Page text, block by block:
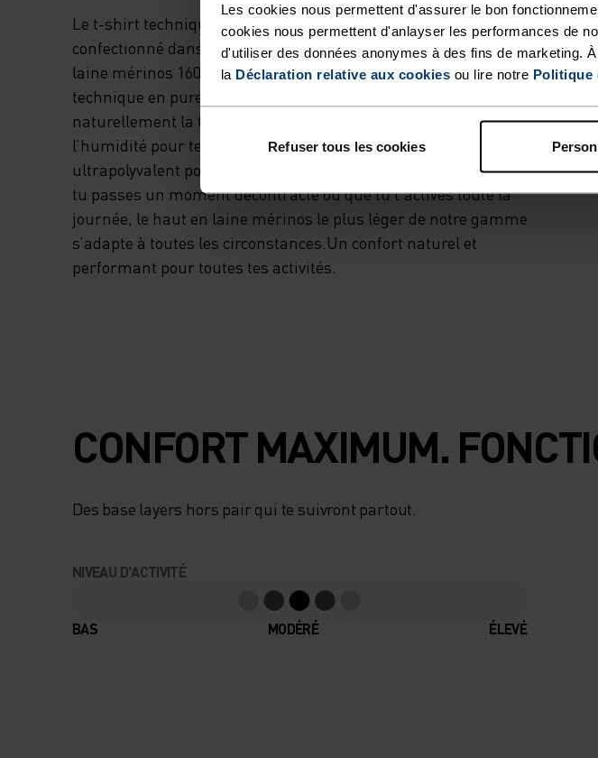
Les cookies nous permettent d'assurer le bon
cookies nous permettent d'anlayser les performances de
d'utiliser des données anonymes à des fins de marketing.
la Déclaration relative aux cookies ou lire notre Politique
Refuser tous les cookies
Le t-shirt technique en laine mérinos 160 Natural est
confectionné dans notre propre usine européenne à base de
laine mérinos 160 g, garantie sans mulesing. C’est notre haut
technique en pure laine mérinos le plus léger. Il régule
naturellement la température, te gardant au frais et évacuant
l’humidité pour te maintenir au sec. Cela en fait un modèle
ultrapolyvalent pour tout type d’activité par temps chaud. Que
tu passes un moment décontracté ou que tu t’actives toute la
journée, le haut en laine mérinos le plus léger de notre gamme
s’adapte à toutes les circonstances.Un confort naturel et
performant pour toutes tes activités.
CONFORT MAXIMUM.
Des base layers hors pair qui te suivront partout.
NIVEAU D'ACTIVITÉ
BAS MODÉRÉ ÉLEVÉ